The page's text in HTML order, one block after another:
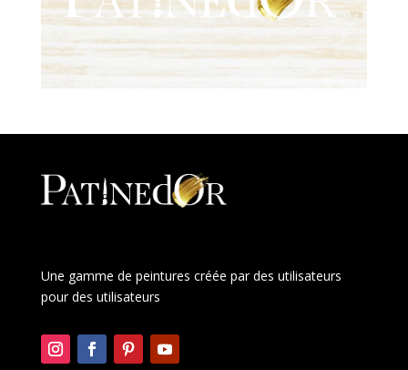
Une gamme de peintures créée par des utilisateurs
pour des utilisateurs